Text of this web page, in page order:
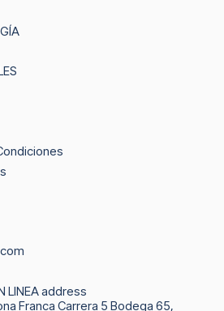
LINEA address
Franca Carrera 5 Bodega 65,